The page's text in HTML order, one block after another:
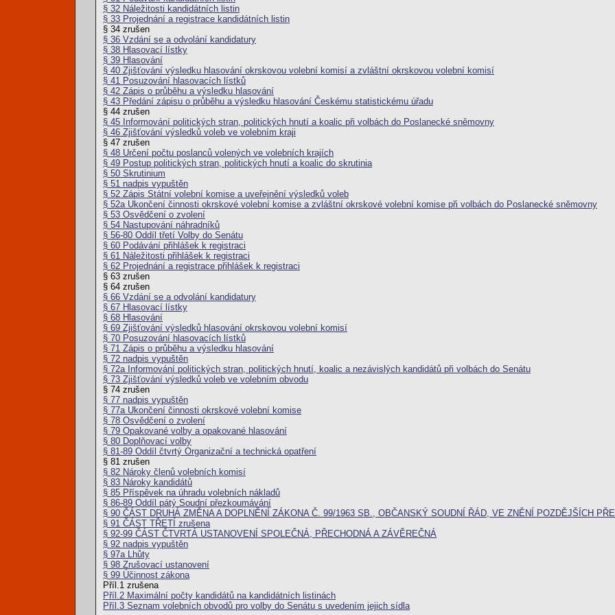
§ 32 Náležitosti kandidátních listin
§ 33 Projednání a registrace kandidátních listin
§ 34 zrušen
§ 36 Vzdání se a odvolání kandidatury
§ 38 Hlasovací lístky
§ 39 Hlasování
§ 40 Zjišťování výsledku hlasování okrskovou volební komisí a zvláštní okrskovou volební komisí
§ 41 Posuzování hlasovacích lístků
§ 42 Zápis o průběhu a výsledku hlasování
§ 43 Předání zápisu o průběhu a výsledku hlasování Českému statistickému úřadu
§ 44 zrušen
§ 45 Informování politických stran, politických hnutí a koalic při volbách do Poslanecké sněmovny
§ 46 Zjišťování výsledků voleb ve volebním kraji
§ 47 zrušen
§ 48 Určení počtu poslanců volených ve volebních krajích
§ 49 Postup politických stran, politických hnutí a koalic do skrutinia
§ 50 Skrutinium
§ 51 nadpis vypuštěn
§ 52 Zápis Státní volební komise a uveřejnění výsledků voleb
§ 52a Ukončení činnosti okrskové volební komise a zvláštní okrskové volební komise při volbách do Poslanecké sněmovny
§ 53 Osvědčení o zvolení
§ 54 Nastupování náhradníků
§ 56-80 Oddíl třetí Volby do Senátu
§ 60 Podávání přihlášek k registraci
§ 61 Náležitosti přihlášek k registraci
§ 62 Projednání a registrace přihlášek k registraci
§ 63 zrušen
§ 64 zrušen
§ 66 Vzdání se a odvolání kandidatury
§ 67 Hlasovací lístky
§ 68 Hlasování
§ 69 Zjišťování výsledků hlasování okrskovou volební komisí
§ 70 Posuzování hlasovacích lístků
§ 71 Zápis o průběhu a výsledku hlasování
§ 72 nadpis vypuštěn
§ 72a Informování politických stran, politických hnutí, koalic a nezávislých kandidátů při volbách do Senátu
§ 73 Zjišťování výsledků voleb ve volebním obvodu
§ 74 zrušen
§ 77 nadpis vypuštěn
§ 77a Ukončení činnosti okrskové volební komise
§ 78 Osvědčení o zvolení
§ 79 Opakované volby a opakované hlasování
§ 80 Doplňovací volby
§ 81-89 Oddíl čtvrtý Organizační a technická opatření
§ 81 zrušen
§ 82 Nároky členů volebních komisí
§ 83 Nároky kandidátů
§ 85 Příspěvek na úhradu volebních nákladů
§ 86-89 Oddíl pátý Soudní přezkoumávání
§ 90 ČÁST DRUHÁ ZMĚNA A DOPLNĚNÍ ZÁKONA Č. 99/1963 SB., OBČANSKÝ SOUDNÍ ŘÁD, VE ZNĚNÍ POZDĚJŠÍCH
§ 91 ČÁST TŘETÍ zrušena
§ 92-99 ČÁST ČTVRTÁ USTANOVENÍ SPOLEČNÁ, PŘECHODNÁ A ZÁVĚREČNÁ
§ 92 nadpis vypuštěn
§ 97a Lhůty
§ 98 Zrušovací ustanovení
§ 99 Účinnost zákona
Příl.1 zrušena
Příl.2 Maximální počty kandidátů na kandidátních listinách
Příl.3 Seznam volebních obvodů pro volby do Senátu s uvedením jejich sídla